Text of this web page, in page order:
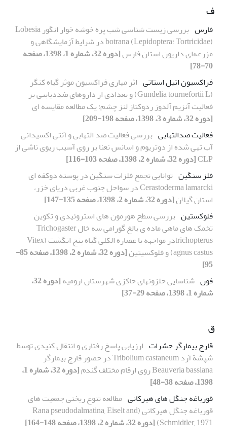
ف
فارس
بررسی‌ زیست شناسی شب پره خوشه خوار انگور Lobesia
botrana (Lepidoptera: Tortricidae) در شرایط آزمایشگاهی و
مزرعه‌ای داریون استان فارس
[دوره 32، شماره 1، 1398، صفحه
70-78]
فراکسیون اتیل استاتی اثر مهاری فراکسیون موثر گیاه کنگر
(Gundelia tournefortii L) و تعدادی از داروهای ضددیابتی بر
فعالیت آنزیم آلدوز ردوکتاز لنز چشم: یک مطالعه مقایسه ای
[دوره 32، شماره 3، 1398، صفحه 198-209]
فعالیت ضدالتهابی بررسی فعالیت ضد التهابی و آنتی اکسیدانی
آب تهی شده از دوتریوم و اسانس نعنا بر روی آسیب ریوی ناشی از
CLP[دوره 32، شماره 2، 1398، صفحه 103-116]
فلز سنگین توانایی تجمع فلزات سنگین در پوسته دوکفه ای
Cerastoderma lamarcki در سواحل جنوب غربی دریای خزر،
استان گیلان[دوره 32، شماره 2، 1398، صفحه 135-147]
فلوکستین بررسی سطح هورمون های استروئیدی و تکوین
تخمک های ماهی ماده ی بالغ گورامی سه خال Trichogaster
trichopterusدر مواجهه با عصاره الکلی گیاه پنج انگشت (Vitex
agnus castus) و فلوکسیتین
[دوره 32، شماره 2، 1398، صفحه 85-
95]
فون شناسایی حلزونهای خاکزی شهرستان ارومیه
[دوره 32،
شماره 1، 1398، صفحه 29-37]
ق
قارچ بیمارگر حشرات ارزیابی پاسخ رفتاری و انتقال کنیدی توسط
شپشة آرد Tribolium castaneum در حضور قارچ بیمارگر
Beauveria bassiana روی ارقام مختلف گندم
[دوره 32، شماره 1،
1398، صفحه 38-48]
قورباغه جنگل های هیرکانی مطالعه تنوع ریختی جمعیت های
قورباغه جنگل هیرکانی (Rana pseudodalmatina, Eiselt and
Schmidtler, 1971) [دوره 32، شماره 2، 1398، صفحه 148-164]